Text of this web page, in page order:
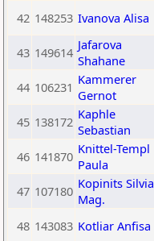
42 148253 Ivanova Alisa
43 149614 Jafarova
Shahane
44 106231 Kammerer
Gernot
45 138172 Kaphle
Sebastian
46 141870 Knittel-Templ
Paula
47 107180 Kopinits Silvia
Mag.
48 143083 Kotliar Anfisa